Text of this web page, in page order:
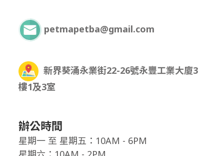
petmapetba@gmail.com
新界葵涌永業街22-26號永豐工業大廈3
樓1及3室
辦公時間
星期一 至 星期五：10AM - 6PM